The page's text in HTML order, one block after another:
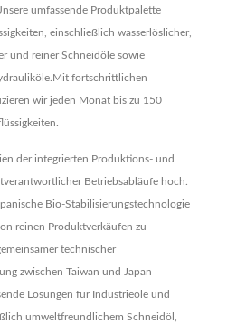
umfassende Produktpalette
einschließlich wasserlöslicher,
und reiner Schneidöle sowie
fortschrittlichen
wir jeden Monat bis zu 150
der integrierten Produktions- und
Betriebsabläufe hoch.
Bio-Stabilisierungstechnologie
reinen Produktverkäufen zu
technischer
zwischen Taiwan und Japan
Lösungen für Industrieöle und
umweltfreundlichem Schneidöl,